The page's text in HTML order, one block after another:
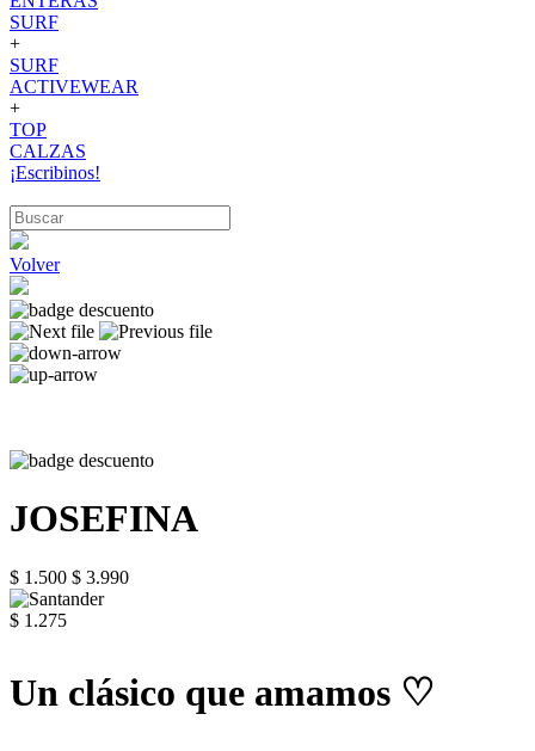
SURF
+
SURF
ACTIVEWEAR
+
TOP
CALZAS
¡Escribinos!
Volver
JOSEFINA
$ 1.500 $ 3.990
$ 1.275
Un clásico que amamos ♡